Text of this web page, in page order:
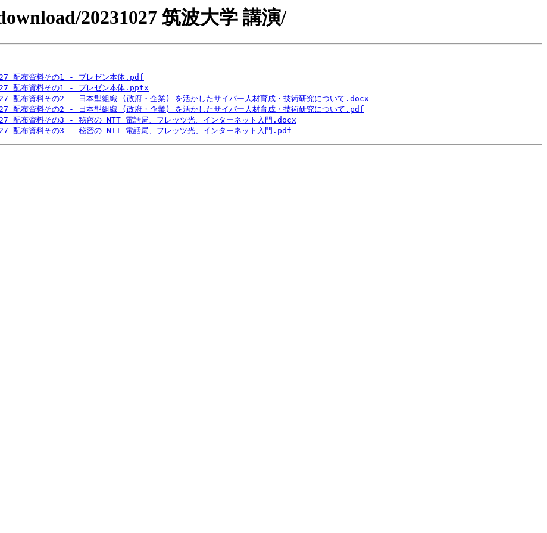
20231027 筑波大学 講演/
配布資料その1 - プレゼン本体.pdf
配布資料その1 - プレゼン本体.pptx
配布資料その2 - 日本型組織 (政府・企業) を活かしたサイバー人材育成・技術研究について.docx
配布資料その2 - 日本型組織 (政府・企業) を活かしたサイバー人材育成・技術研究について.pdf
配布資料その3 - 秘密の NTT 電話局、フレッツ光、インターネット入門.docx
配布資料その3 - 秘密の NTT 電話局、フレッツ光、インターネット入門.pdf